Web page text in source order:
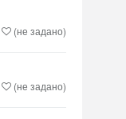
(не задано)
(не задано)